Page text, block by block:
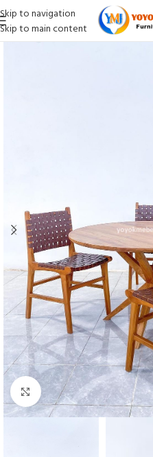
Skip to navigation
Skip to main content
Click to enlarge